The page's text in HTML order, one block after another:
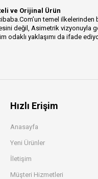
ve Orijinal Ürün
temel ilkelerinden
değil, Asimetrik vizyonuyla
odaklı yaklaşımı da ifade
Hızlı Erişim
Anasayfa
Yeni Ürünler
İletişim
Müşteri Hizmetleri